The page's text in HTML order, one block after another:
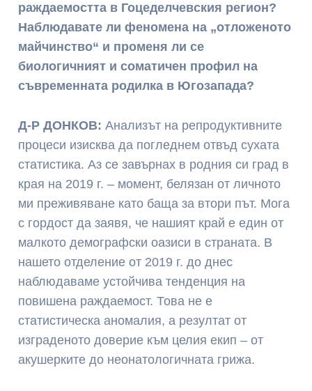
раждаемостта в Гоцеделчевския регион?
Наблюдавате ли феномена на „отложеното
майчинство“ и променя ли се
биологичният и соматичен профил на
съвременната родилка в Югозапада?
Д-Р ДОНКОВ: Анализът на репродуктивните
процеси изисква да погледнем отвъд сухата
статистика. Аз се завърнах в родния си град в
края на 2019 г. – момент, белязан от личното
ми преживяване като баща за втори път. Мога
с гордост да заявя, че нашият край е един от
малкото демографски оазиси в страната. В
нашето отделение от 2019 г. до днес
наблюдаваме устойчива тенденция на
повишена раждаемост. Това не е
статистическа аномалия, а резултат от
изграденото доверие към целия екип – от
акушерките до неонатологичната грижа.